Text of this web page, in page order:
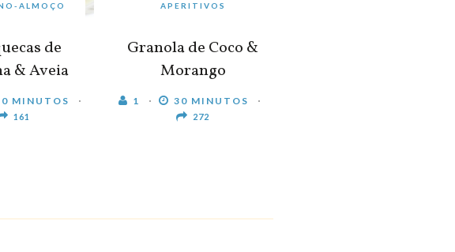
ALMOÇO
de
& Aveia
MINUTOS
161
APERITIVOS
Granola de Coco &
Morango
1 30 MINUTOS
272